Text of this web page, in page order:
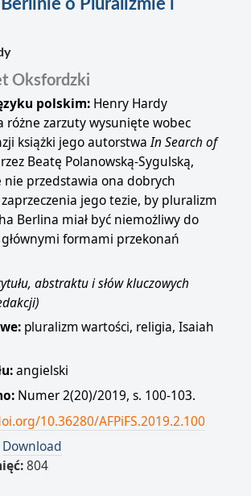
o Pluralizmie i
Oksfordzki
polskim: Henry Hardy
różne zarzuty wysunięte wobec
książki jego autorstwaIn Search of
Beatę Polanowską-Sygulską,
nie przedstawia ona dobrych
jego tezie, by pluralizm
Berlina miał być niemożliwy do
formami przekonań
abstraktu i słów kluczowych
pluralizm wartości, religia, Isaiah
angielski
Numer 2(20)/2019, s. 100-103.
10.36280/AFPiFS.2019.2.100
Download
804